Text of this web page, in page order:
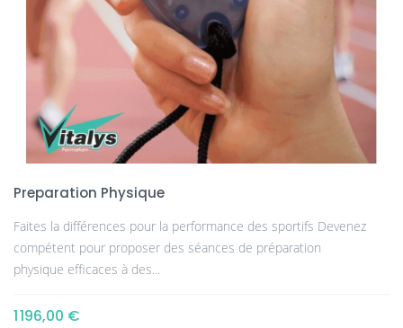
Preparation Physique
Faites la différences pour la performance des sportifs Devenez
compétent pour proposer des séances de préparation
physique efficaces à des...
1 196,00 €